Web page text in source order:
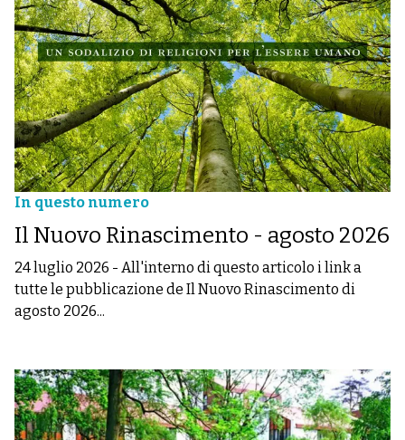
In questo numero
Il Nuovo Rinascimento - agosto 2026
24 luglio 2026 - All'interno di questo articolo i link a
tutte le pubblicazione de Il Nuovo Rinascimento di
agosto 2026...